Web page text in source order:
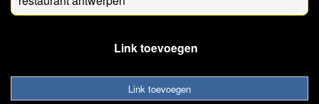
Link toevoegen
Link toevoegen